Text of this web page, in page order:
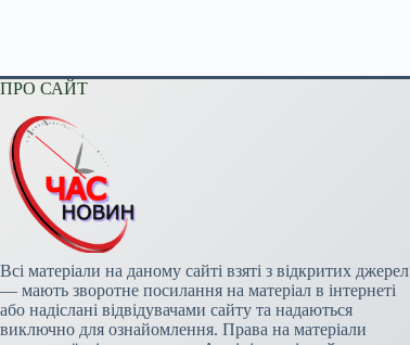
ПРО САЙТ
Всі матеріали на даному сайті взяті з відкритих джерел
— мають зворотне посилання на матеріал в інтернеті
або надіслані відвідувачами сайту та надаються
виключно для ознайомлення. Права на матеріали